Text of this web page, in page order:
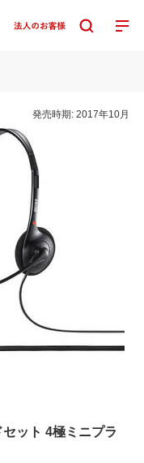
発売時期:2017年10月
ット 4極ミニプラ